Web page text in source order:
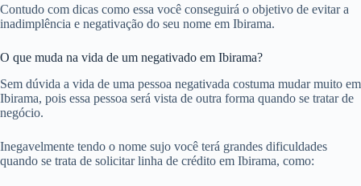
Contudo com dicas como essa você conseguirá o objetivo de evitar a
inadimplência e negativação do seu nome em Ibirama.
O que muda na vida de um negativado em Ibirama?
Sem dúvida a vida de uma pessoa negativada costuma mudar muito em
Ibirama, pois essa pessoa será vista de outra forma quando se tratar de
negócio.
Inegavelmente tendo o nome sujo você terá grandes dificuldades
quando se trata de solicitar linha de crédito em Ibirama, como: